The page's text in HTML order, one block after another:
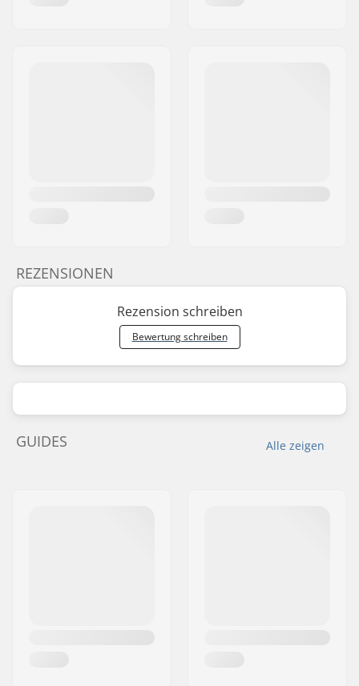
REZENSIONEN
Rezension schreiben
Bewertung schreiben
Alle zeigen
GUIDES